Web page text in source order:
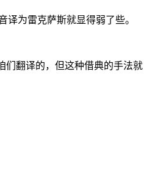
译为雷克萨斯就显得弱了些。
们翻译的，但这种借典的手法就